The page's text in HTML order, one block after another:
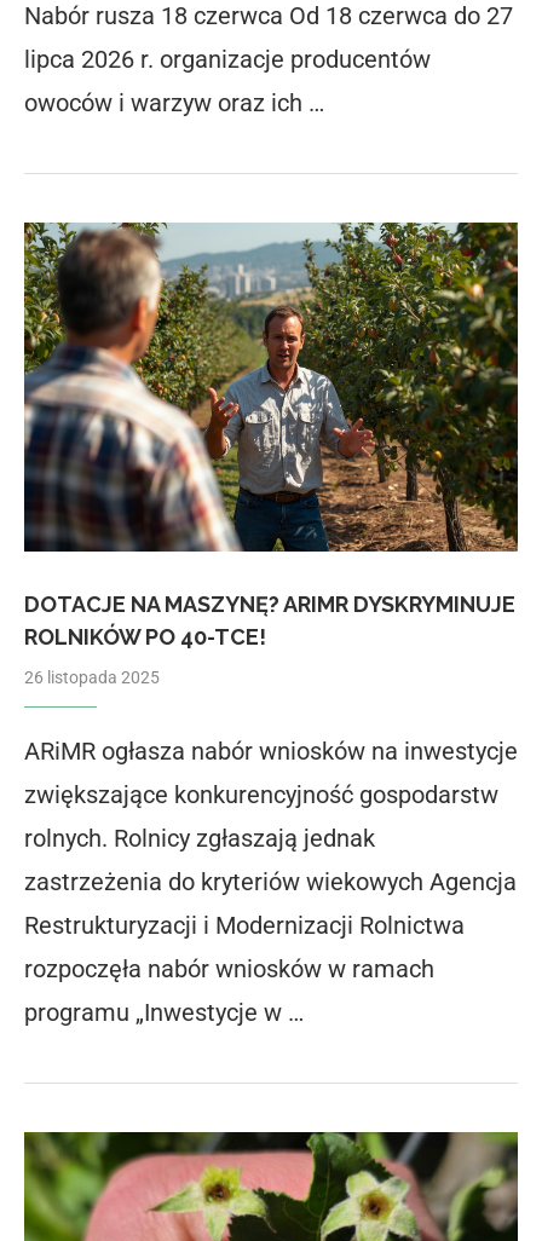
Nabór rusza 18 czerwca Od 18 czerwca do 27
lipca 2026 r. organizacje producentów
owoców i warzyw oraz ich …
DOTACJE NA MASZYNĘ? ARIMR DYSKRYMINUJE
ROLNIKÓW PO 40-TCE!
26 listopada 2025
ARiMR ogłasza nabór wniosków na inwestycje
zwiększające konkurencyjność gospodarstw
rolnych. Rolnicy zgłaszają jednak
zastrzeżenia do kryteriów wiekowych Agencja
Restrukturyzacji i Modernizacji Rolnictwa
rozpoczęła nabór wniosków w ramach
programu „Inwestycje w …